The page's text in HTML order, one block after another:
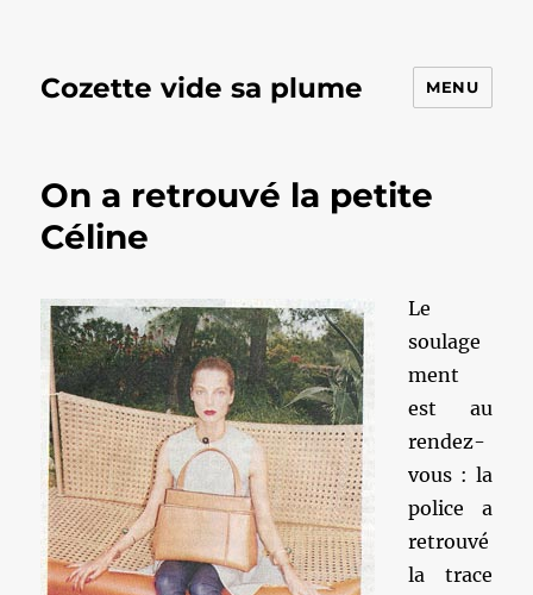
Cozette vide sa plume MENU
On a retrouvé la petite
Céline
Le
soulage
ment
est au
rendez-
vous : la
police a
retrouvé
la trace